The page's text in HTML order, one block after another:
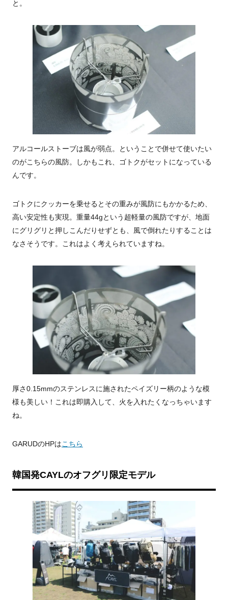
と。
アルコールストーブは風が弱点。ということで併せて使いたい
のがこちらの風防。しかもこれ、ゴトクがセットになっている
んです。
ゴトクにクッカーを乗せるとその重みが風防にもかかるため、
高い安定性も実現。重量44gという超軽量の風防ですが、地面
にグリグリと押しこんだりせずとも、風で倒れたりすることは
なさそうです。これはよく考えられていますね。
厚さ0.15mmのステンレスに施されたペイズリー柄のような模
様も美しい！これは即購入して、火を入れたくなっちゃいます
ね。
GARUDのHPはこちら
韓国発CAYLのオフグリ限定モデル